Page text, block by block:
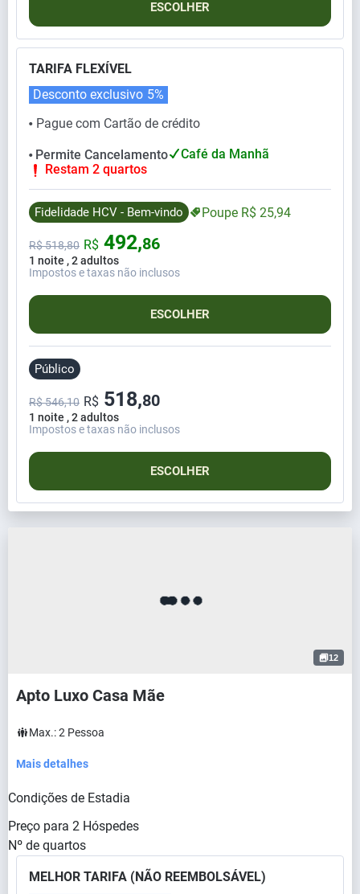
ESCOLHER
TARIFA FLEXÍVEL
⬤ Pague com Cartão de crédito
Desconto exclusivo 5%
⬤ Permite Cancelamento
Café da Manhã
Restam 2 quartos
Fidelidade HCV - Bem-vindo Poupe R$ 25,94
1 noite , 2 adultos
R$518,80 R$ 492,86
Impostos e taxas não inclusos
ESCOLHER
Público
1 noite , 2 adultos
R$ 546,10 R$ 518,80
Impostos e taxas não inclusos
ESCOLHER
12
Apto Luxo Casa Mãe
Max.:2 Pessoa
Mais detalhes
Condições de Estadia
Preço para 2 Hóspedes
Nº de quartos
MELHOR TARIFA (NÃO REEMBOLSÁVEL)